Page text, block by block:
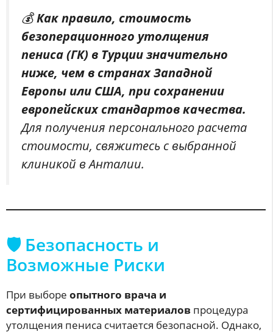
💰Как правило, стоимость
безоперационного утолщения
пениса (ГК) в Турции значительно
ниже, чем в странах Западной
Европы или США, при сохранении
европейских стандартов качества.
Для получения персонального расчета
стоимости, свяжитесь с выбранной
клиникой в Анталии.
🛡️ Безопасность и
Возможные Риски
При выборе опытного врача и
сертифицированных материалов процедура
утолщения пениса считается безопасной. Однако,